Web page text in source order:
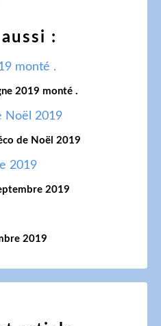
:
2019 monté .
de Noël 2019
2019
2019